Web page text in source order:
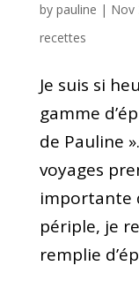
by pauline | Nov
recettes
Je suis si
gamme
de Pauline
voyages
importante
périple, je
remplie